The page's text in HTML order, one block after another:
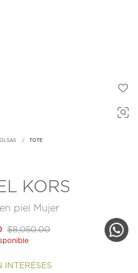
TOTE
KORS
piel Mujer
$8,050.00
INTERESES